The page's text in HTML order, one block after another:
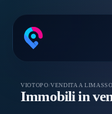
VIOTOPO/VENDITA A
Immobili in